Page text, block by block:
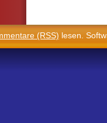
(RSS) lesen.